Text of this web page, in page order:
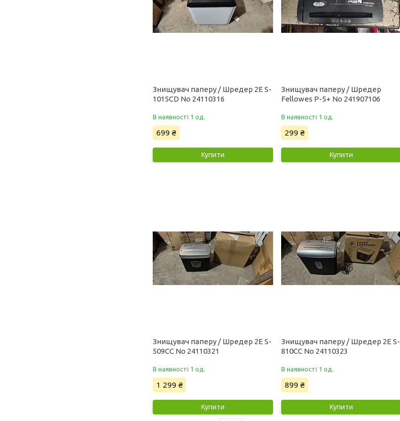
Знищувач паперу / Шредер 2E S-
1015CD No 24110316
В наявності 1 од.
699 ₴
Купити
Знищувач паперу / Шредер
Fellowes P-5+ No 241907106
В наявності 1 од.
299 ₴
Купити
Знищувач паперу / Шредер 2E S-
509CC No 24110321
В наявності 1 од.
1 299 ₴
Купити
Знищувач паперу / Шредер 2E S-
810CC No 24110323
В наявності 1 од.
899 ₴
Купити